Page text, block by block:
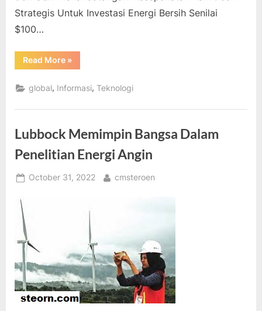
Strategis Untuk Investasi Energi Bersih Senilai
$100…
Read More“AS
Dan
Menandatangani
Kesepakatan
Strategis
Energi
Bersih
Senilai
$100
»
global, Informasi,Teknologi
Lubbock Memimpin Bangsa Dalam
Penelitian Energi Angin
Posted
October 31, 2022 By
cmsteroen